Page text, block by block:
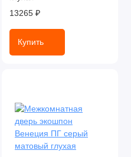
13265 ₽
Купить